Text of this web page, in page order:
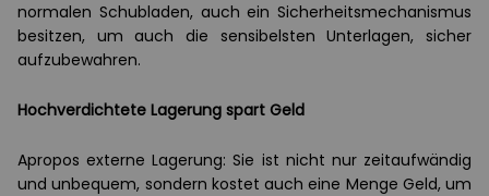
normalen Schubladen, auch ein Sicherheitsmechanismus
besitzen, um auch die sensibelsten Unterlagen, sicher
aufzubewahren.
Hochverdichtete Lagerung spart Geld
Apropos externe Lagerung: Sie ist nicht nur zeitaufwändig
und unbequem, sondern kostet auch eine Menge Geld, um